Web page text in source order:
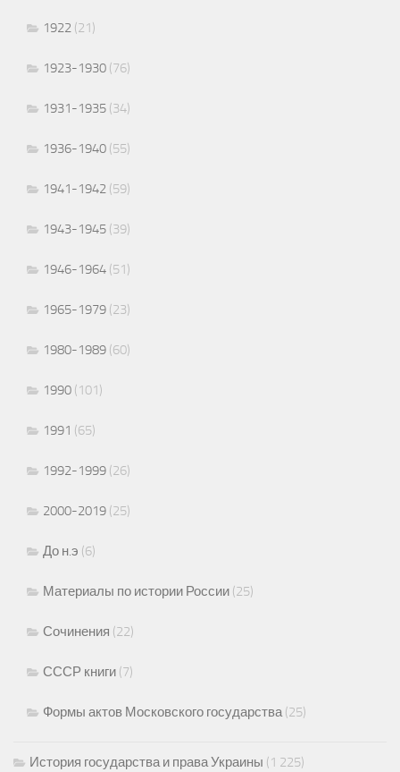
1922 (21)
1923-1930 (76)
1931-1935 (34)
1936-1940 (55)
1941-1942 (59)
1943-1945 (39)
1946-1964 (51)
1965-1979 (23)
1980-1989 (60)
1990 (101)
1991 (65)
1992-1999 (26)
2000-2019 (25)
До н.э (6)
Материалы по истории России (25)
Сочинения (22)
СССР книги (7)
Формы актов Московского государства(25)
История государства и права Украины (1 225)